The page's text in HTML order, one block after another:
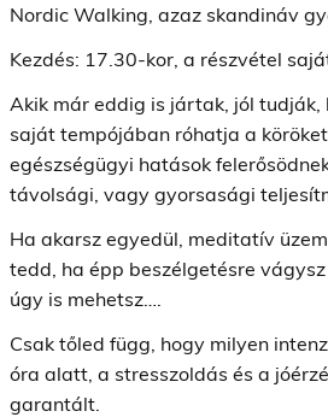
Nordic Walking, azaz skandináv
Kezdés: 17.30-kor, a részvétel
Akik már eddig is jártak, jól tudják,
saját tempójában róhatja a
egészségügyi hatások
távolsági, vagy gyorsasági
Ha akarsz egyedül, meditatív
tedd, ha épp beszélgetésre
úgy is mehetsz….
Csak tőled függ, hogy milyen
óra alatt, a stresszoldás és a
garantált.